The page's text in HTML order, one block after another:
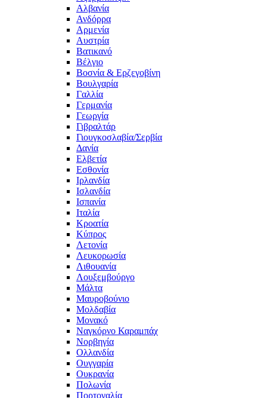
Αλβανία
Ανδόρρα
Αρμενία
Αυστρία
Βατικανό
Βέλγιο
Βοσνία & Ερζεγοβίνη
Βουλγαρία
Γαλλία
Γερμανία
Γεωργία
Γιβραλτάρ
Γιουγκοσλαβία/Σερβία
Δανία
Ελβετία
Εσθονία
Ιρλανδία
Ισλανδία
Ισπανία
Ιταλία
Κροατία
Κύπρος
Λετονία
Λευκορωσία
Λιθουανία
Λουξεμβούργο
Μάλτα
Μαυροβούνιο
Μολδαβία
Μονακό
Ναγκόρνο Καραμπάχ
Νορβηγία
Ολλανδία
Ουγγαρία
Ουκρανία
Πολωνία
Πορτογαλία